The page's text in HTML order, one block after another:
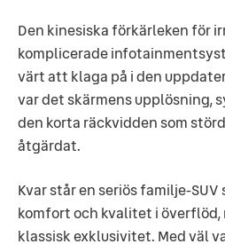
Den kinesiska förkärleken för
komplicerade
värt att klaga på i den
var det skärmens upplösning,
den korta räckvidden som
åtgärdat.
Kvar står en seriös familje-SUV
komfort och kvalitet i överflöd,
klassisk exklusivitet. Med väl